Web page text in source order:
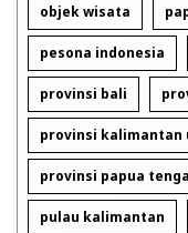
objek wisata
pesona indonesia
provinsi bali
provinsi kalimantan
provinsi papua
pulau kalimantan